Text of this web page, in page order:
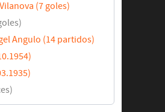
(7 goles)
Angulo (14 partidos)